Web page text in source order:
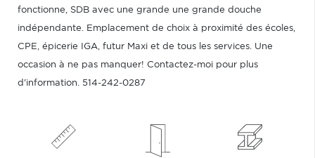
fonctionne, SDB avec une grande une grande douche
indépendante. Emplacement de choix à proximité des écoles,
CPE, épicerie IGA, futur Maxi et de tous les services. Une
occasion à ne pas manquer! Contactez-moi pour plus
d'information. 514-242-0287